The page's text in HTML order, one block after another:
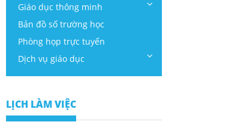
Giáo dục thông minh
Bản đồ số trường học
Phòng họp trực tuyến
Dịch vụ giáo dục
LỊCH LÀM VIỆC